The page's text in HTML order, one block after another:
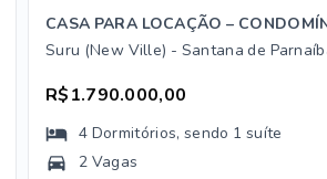
CASA PARA LOCAÇÃO –
Suru (New Ville) - Santana de
R$1.790.000,00
4 Dormitórios, sendo 1 suíte
2 Vagas